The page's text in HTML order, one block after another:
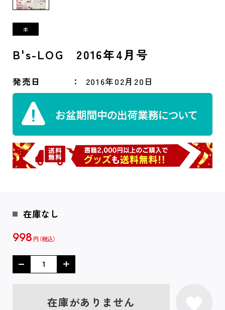
B's-LOG 2016年4月号
発売日 2016年02月20日
在庫なし
998 円
在庫がありません